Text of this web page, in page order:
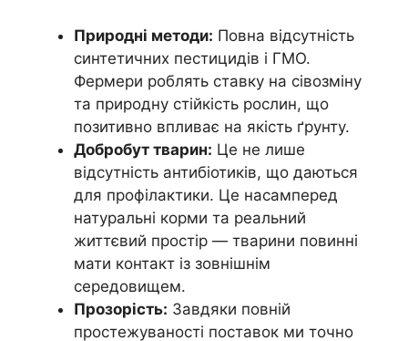
Природні методи: Повна відсутність
синтетичних пестицидів і ГМО.
Фермери роблять ставку на сівозміну
та природну стійкість рослин, що
позитивно впливає на якість ґрунту.
Добробут тварин: Це не лише
відсутність антибіотиків, що даються
для профілактики. Це насамперед
натуральні корми та реальний
життєвий простір — тварини повинні
мати контакт із зовнішнім
середовищем.
Прозорість: Завдяки повній
простежуваності поставок ми точно